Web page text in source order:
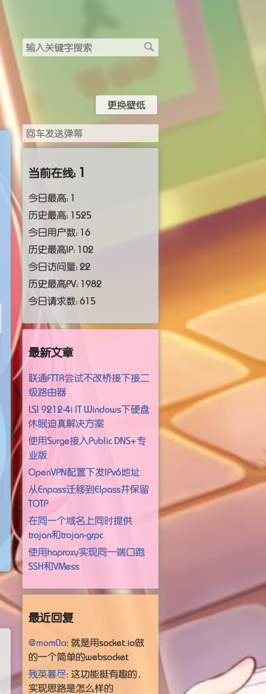
搜
索
字
更换壁纸
当前在线： 1
今日最高： 1
历史最高： 1525
今日用户数： 16
历史最高IP： 102
今日访问量： 22
历史最高PV： 1982
今日请求数： 615
最新文章
联通FTTR尝试不改桥接下接二
级路由器
LSI 9212-4i IT Windows下硬盘
休眠迫真解决方案
使用Surge接入Public DNS+专
业版
OpenVPN配置下发IPv6地址
从Enpass迁移到Elpass并保留
TOTP
在同一个域名上同时提供
trojan和trojan-grpc
使用haproxy实现同一端口跑
SSH和VMess
最近回复
@mom0a: 就是用socket.io做
的一个简单的websocket
残英暮尽: 这功能挺有趣的，
实现思路是怎么样的